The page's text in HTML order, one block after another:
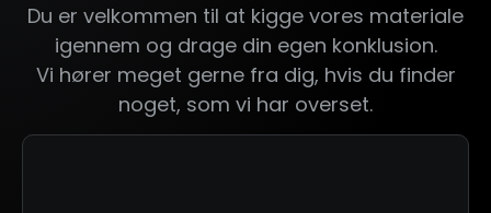
Du er velkommen til at kigge vores materiale
igennem og drage din egen konklusion.
Vi hører meget gerne fra dig, hvis du finder
noget, som vi har overset.